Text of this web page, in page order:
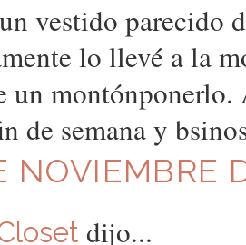
vestido parecido
lo llevé a la
un
de semana y
NOVIEMBRE
dijo...